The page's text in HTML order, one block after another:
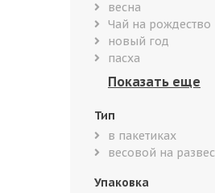
весна
Чай на рождество
новый год
пасха
Тип
в пакетиках
весовой на развес
Упаковка